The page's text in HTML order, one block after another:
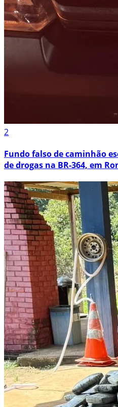
2
Fundo falso de caminhão
de drogas na BR-364, em